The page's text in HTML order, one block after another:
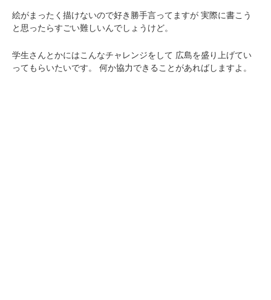
絵がまったく描けないので好き勝手言ってますが 実際に書こう
と思ったらすごい難しいんでしょうけど。
学生さんとかにはこんなチャレンジをして 広島を盛り上げてい
ってもらいたいです。
何か協力できることがあればしますよ。